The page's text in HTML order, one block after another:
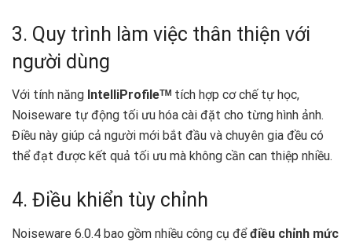
3. Quy trình làm việc thân thiện với
người dùng
Với tính năng IntelliProfileᵀᴹ tích hợp cơ chế tự học,
Noiseware tự động tối ưu hóa cài đặt cho từng hình ảnh.
Điều này giúp cả người mới bắt đầu và chuyên gia đều có
thể đạt được kết quả tối ưu mà không cần can thiệp nhiều.
4. Điều khiển tùy chỉnh
Noiseware 6.0.4 bao gồm nhiều công cụ đểđiều chỉnh mức